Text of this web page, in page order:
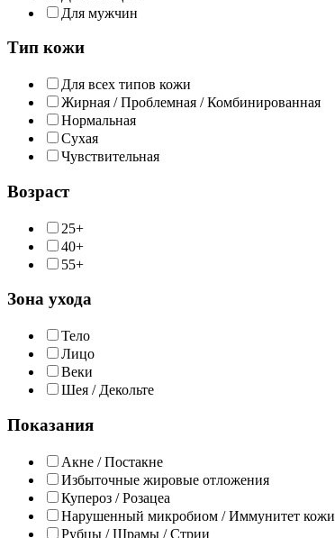
Для мужчин
Тип кожи
Для всех типов кожи
Жирная / Проблемная / Комбинированная
Нормальная
Сухая
Чувствительная
Возраст
25+
40+
55+
Зона ухода
Тело
Лицо
Веки
Шея / Декольте
Показания
Акне / Постакне
Избыточные жировые отложения
Купероз / Розацеа
Нарушенный микробиом / Иммунитет кожи
Рубцы / Шрамы / Стрии